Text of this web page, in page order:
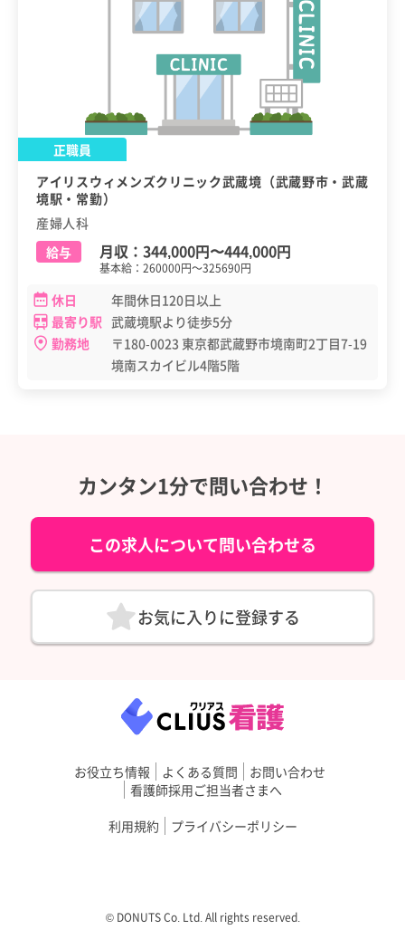
正職員
アイリスウィメンズクリニック武蔵境（武蔵野市・武蔵
境駅・常勤）
産婦人科
給与
月収： 344,000円〜444,000円
基本給：260000円～325690円
休日
年間休日120日以上
最寄り駅 武蔵境駅より徒歩5分
勤務地
〒180-0023 東京都武蔵野市境南町2丁目7-19
境南スカイビル4階5階
カンタン1分で問い合わせ！
この求人について問い合わせる
お気に入りに登録する
お役立ち情報 よくある質問
お問い合わせ
看護師採用ご担当者さまへ
利用規約
プライバシーポリシー
©︎ DONUTS Co. Ltd. All rights reserved.